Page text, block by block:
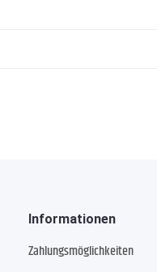
Informationen
Zahlungsmöglichkeiten